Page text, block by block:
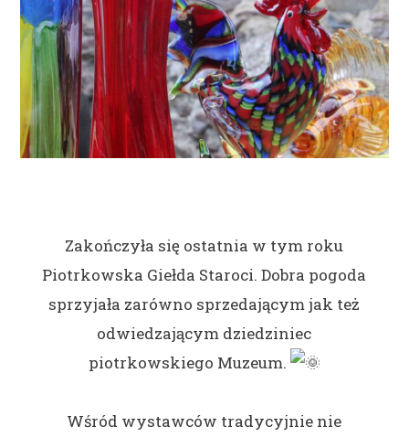
Zakończyła się ostatnia w tym roku
Piotrkowska Giełda Staroci. Dobra pogoda
sprzyjała zarówno sprzedającym jak też
odwiedzającym dziedziniec
piotrkowskiego Muzeum.
Wśród wystawców tradycyjnie nie